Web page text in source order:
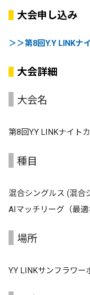
大会申し込み
＞＞第8回Y.Y LINK
大会詳細
大会名
第8回Y.Y LINKナイト
種目
混合シングルス (混合
AIマッチリーグ（最適
場所
Y.Y LINKサンフラワ